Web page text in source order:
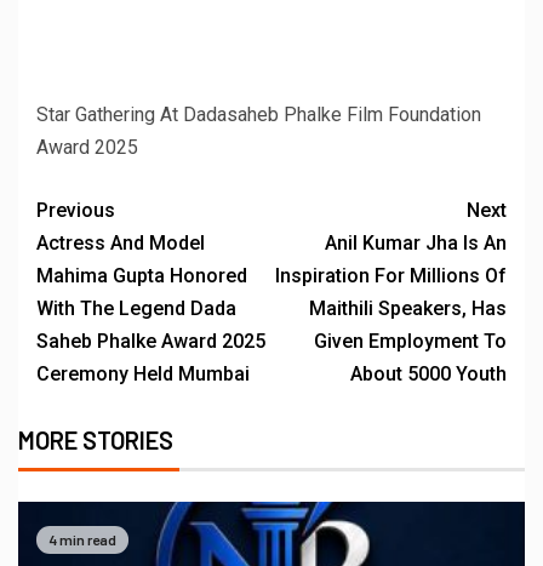
Star Gathering At Dadasaheb Phalke Film Foundation
Award 2025
Previous
Actress And Model
Mahima Gupta Honored
With The Legend Dada
Saheb Phalke Award 2025
Ceremony Held Mumbai
Next
Anil Kumar Jha Is An
Inspiration For Millions Of
Maithili Speakers, Has
Given Employment To
About 5000 Youth
MORE STORIES
4 min read